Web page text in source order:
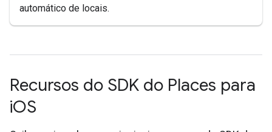
automático de locais.
Recursos do SDK do Places para
iOS